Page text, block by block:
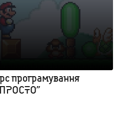
програмування